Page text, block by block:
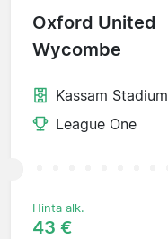
Oxford United
Wycombe
Kassam Stadium
League One
Hinta alk.
43 €